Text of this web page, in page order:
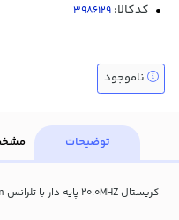
کدکالا:
ناموجود
توضیحات
کریستال 20.0MHZ پایه دار با تلرانس 30ppm± و بسته بندی HC-49U